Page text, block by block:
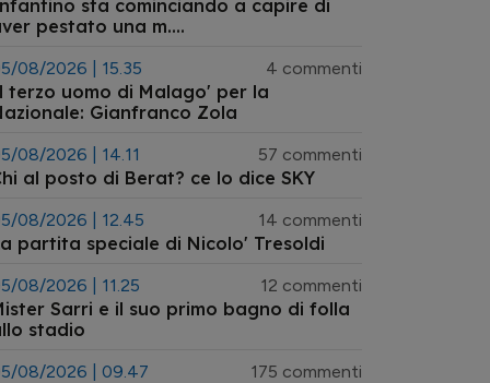
sta cominciando a capire di
pestato una m....
08/2026 | 15.35 4 commenti
terzo uomo di Malago' per la
Gianfranco Zola
08/2026 | 14.11 57 commenti
al posto di Berat? ce lo dice SKY
08/2026 | 12.45 14 commenti
partita speciale di Nicolo' Tresoldi
08/2026 | 11.25 12 commenti
Sarri e il suo primo bagno di folla
stadio
08/2026 | 09.47 175 commenti